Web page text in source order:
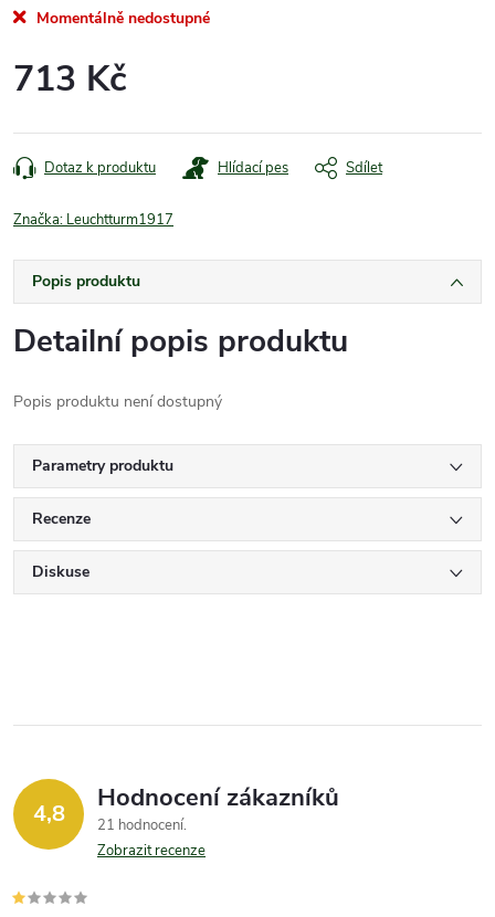
Momentálně nedostupné
713 Kč
cena:
Dotaz k produktu Hlídací pes Sdílet
Značka: Leuchtturm1917
Popis produktu
Detailní popis produktu
Popis produktu není dostupný
Parametry produktu
Recenze
Diskuse
4,8 Hodnocení zákazníků
21 hodnocení
Zobrazit recenze